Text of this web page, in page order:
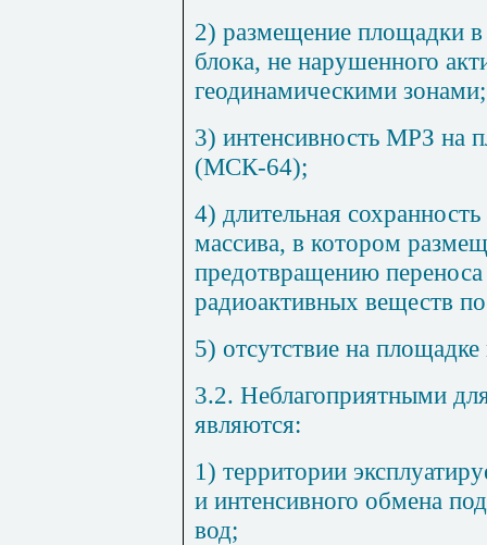
2) размещение площадки в
блока, не нарушенного
геодинамическими зонами;
3) интенсивность МРЗ на
(МСК-64);
4) длительная
массива, в котором
предотвращению
радиоактивных веществ
5) отсутствие на
3.2. Неблагоприятными
являются:
1) территории
и интенсивного обмена
вод;